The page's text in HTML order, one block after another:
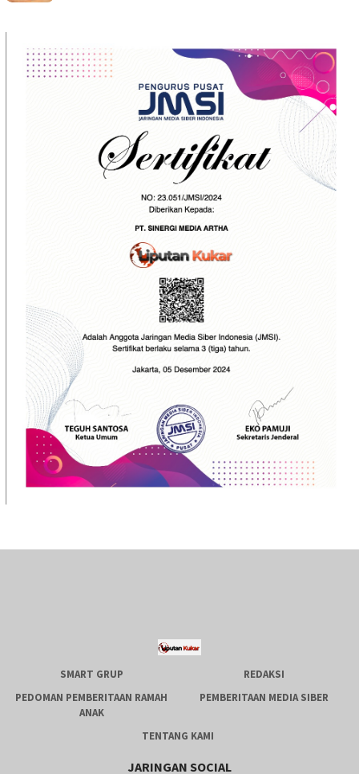
SMART GRUP
REDAKSI
PEDOMAN PEMBERITAAN RAMAH
ANAK
PEMBERITAAN MEDIA SIBER
TENTANG KAMI
JARINGAN SOCIAL